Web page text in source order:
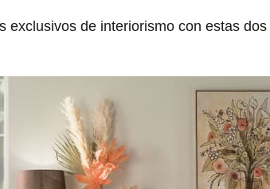
exclusivos de interiorismo con estas